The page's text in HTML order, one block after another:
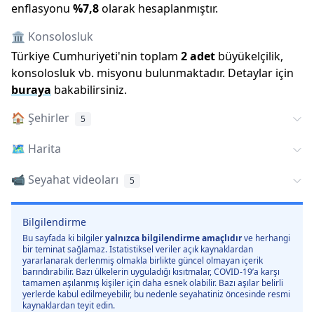
enflasyonu %7,8olarak hesaplanmıştır.
🏛️ Konsolosluk
Türkiye Cumhuriyeti'nin toplam 2adet büyükelçilik,
konsolosluk vb. misyonu bulunmaktadır. Detaylar için
buraya bakabilirsiniz.
🏠 Şehirler 5
🗺️ Harita
📹 Seyahat videoları
5
Bilgilendirme
Bu sayfada ki bilgileryalnızca bilgilendirme amaçlıdırve herhangi
bir teminat sağlamaz. İstatistiksel veriler açık kaynaklardan
yararlanarak derlenmiş olmakla birlikte güncel olmayan içerik
barındırabilir. Bazı ülkelerin uyguladığı kısıtmalar, COVID-19’a karşı
tamamen aşılanmış kişiler için daha esnek olabilir. Bazı aşılar belirli
yerlerde kabul edilmeyebilir, bu nedenle seyahatiniz öncesinde resmi
kaynaklardan teyit edin.